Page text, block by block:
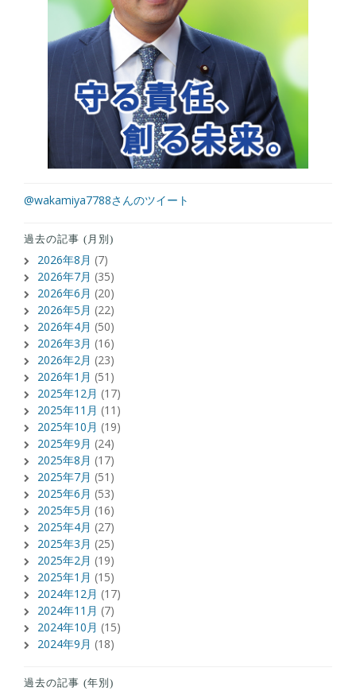
@wakamiya7788さんのツイート
過去の記事 (月別)
2026年8月 (7)
2026年7月 (35)
2026年6月 (20)
2026年5月 (22)
2026年4月 (50)
2026年3月 (16)
2026年2月 (23)
2026年1月 (51)
2025年12月 (17)
2025年11月 (11)
2025年10月 (19)
2025年9月 (24)
2025年8月 (17)
2025年7月 (51)
2025年6月 (53)
2025年5月 (16)
2025年4月 (27)
2025年3月 (25)
2025年2月 (19)
2025年1月 (15)
2024年12月 (17)
2024年11月 (7)
2024年10月 (15)
2024年9月 (18)
過去の記事 (年別)